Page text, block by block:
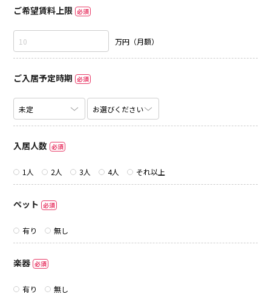
ご希望賃料上限 必須
万円（月額）
ご入居予定時期 必須
入居人数 必須
1人 2人 3人 4人 それ以上
ペット 必須
有り 無し
楽器 必須
有り 無し